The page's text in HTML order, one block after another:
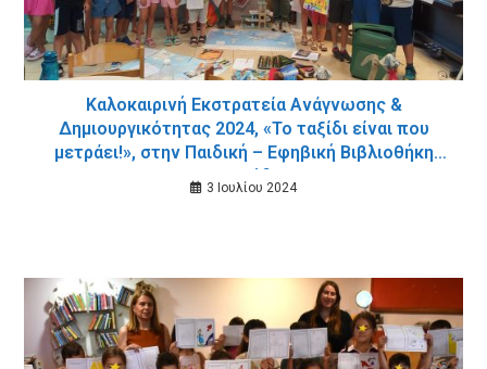
Καλοκαιρινή Εκστρατεία Ανάγνωσης &
Δημιουργικότητας 2024, «Το ταξίδι είναι που
μετράει!», στην Παιδική – Εφηβική Βιβλιοθήκη
της Σούδας
3 Ιουλίου 2024